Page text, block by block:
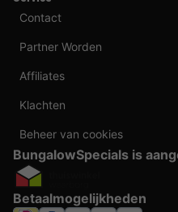
Contact
Partner Worden
Affiliates
Klachten
Beheer van cookies
BungalowSpecials is
Betaalmogelijkheden